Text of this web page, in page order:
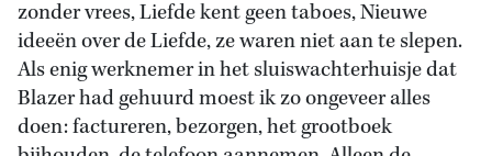
zonder vrees, Liefde kent geen taboes, Nieuwe
ideeën over de Liefde, ze waren niet aan te slepen.
Als enig werknemer in het sluiswachterhuisje dat
Blazer had gehuurd moest ik zo ongeveer alles
doen: factureren, bezorgen, het grootboek